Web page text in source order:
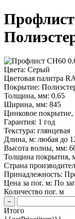
Цвета: Серый
Цветовая палитра
Покрытие:
Толщина, мм: 0.65
Ширина, мм: 845
Цинковое покрытие,
Гарантия: 1 год
Текстура: глянцевая
Длина, м: любая до
Высота волны, мм:
Толщина покрытия,
Страна
Принадлежность:
Цена за пог. м: По
Количество пог. м
–
Итого